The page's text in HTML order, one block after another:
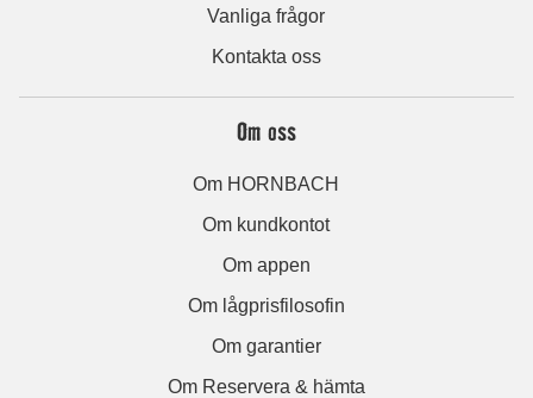
Vanliga frågor
Kontakta oss
Om oss
Om HORNBACH
Om kundkontot
Om appen
Om lågprisfilosofin
Om garantier
Om Reservera & hämta